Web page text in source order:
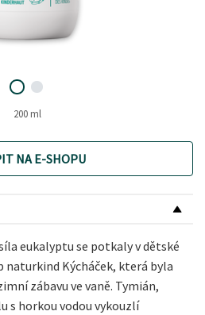
200 ml
NA E-SHOPU
eukalyptu se potkaly v dětské
naturkind Kýcháček, která byla
zábavu ve vaně. Tymián,
s horkou vodou vykouzlí